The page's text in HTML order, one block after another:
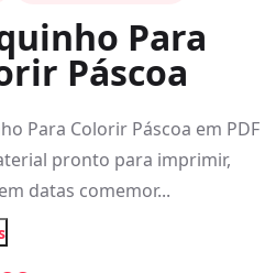
Para
Páscoa
Para Colorir Páscoa em PDF
pronto para imprimir,
datas comemor...